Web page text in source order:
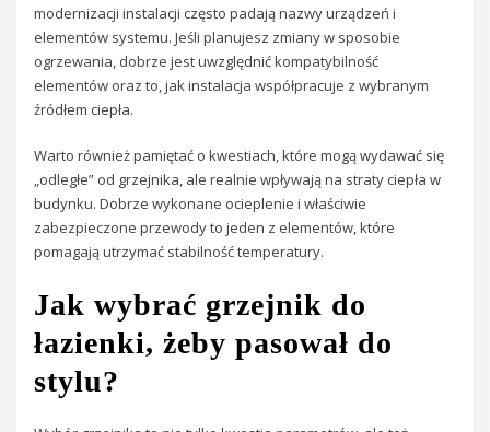
modernizacji instalacji często padają nazwy urządzeń i
elementów systemu. Jeśli planujesz zmiany w sposobie
ogrzewania, dobrze jest uwzględnić kompatybilność
elementów oraz to, jak instalacja współpracuje z wybranym
źródłem ciepła.
Warto również pamiętać o kwestiach, które mogą wydawać się
„odległe” od grzejnika, ale realnie wpływają na straty ciepła w
budynku. Dobrze wykonane ocieplenie i właściwie
zabezpieczone przewody to jeden z elementów, które
pomagają utrzymać stabilność temperatury.
Jak wybrać grzejnik do
łazienki, żeby pasował do
stylu?